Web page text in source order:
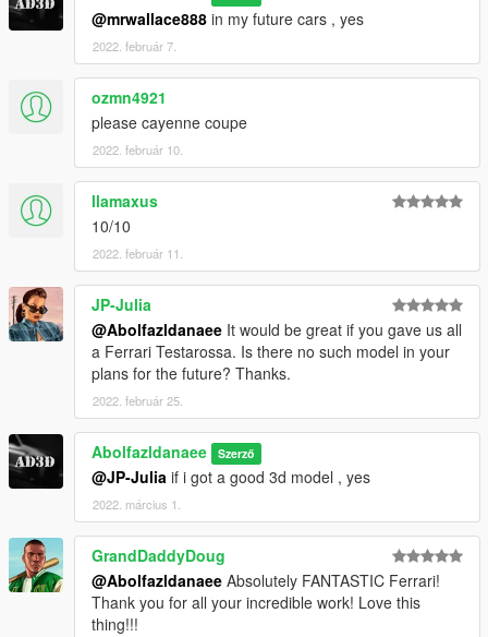
@mrwallace888 in my future cars , yes
2022. február 7.
ozmn4921
please cayenne coupe
2022. február 10.
llamaxus
10/10
2022. február 11.
JP-Julia
@Abolfazldanaee It would be great if you gave us all
a Ferrari Testarossa. Is there no such model in your
plans for the future? Thanks.
2022. február 25.
Abolfazldanaee Szerző
@JP-Julia if i got a good 3d model , yes
2022. március 1.
GrandDaddyDoug
@Abolfazldanaee Absolutely FANTASTIC Ferrari!
Thank you for all your incredible work! Love this
thing!!!